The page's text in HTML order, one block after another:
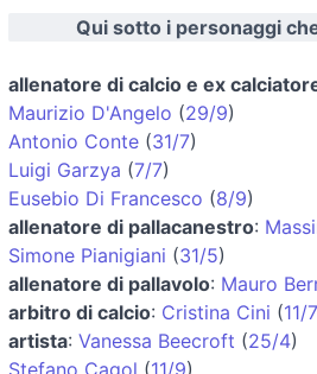
Qui sotto i personaggi
allenatore di calcio e ex
Maurizio D'Angelo (29/9)
Antonio Conte (31/7)
Luigi Garzya (7/7)
Eusebio Di Francesco (8/9)
allenatore di pallacanestro:
Simone Pianigiani (31/5)
allenatore di pallavolo: Mauro
arbitro di calcio: Cristina Cini (11/7
artista: Vanessa Beecroft (25/4)
Stefano Cagol (11/9)